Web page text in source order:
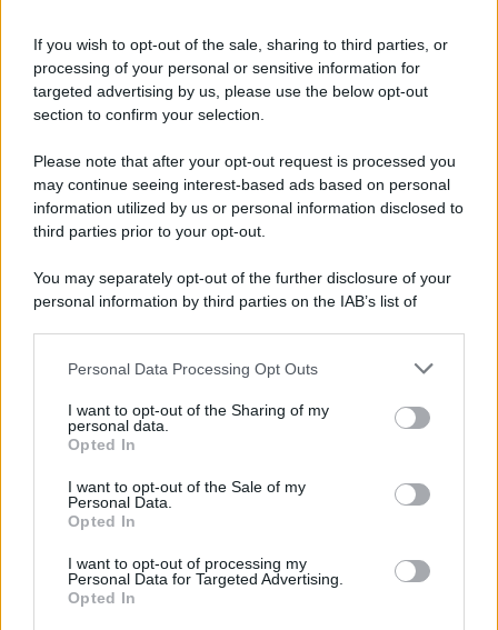
If you wish to opt-out of the sale, sharing to third parties, or
processing of your personal or sensitive information for
targeted advertising by us, please use the below opt-out
section to confirm your selection.
Please note that after your opt-out request is processed you
may continue seeing interest-based ads based on personal
information utilized by us or personal information disclosed to
third parties prior to your opt-out.
You may separately opt-out of the further disclosure of your
personal information by third parties on the IAB’s list of
This information may also be disclosed by us to third parties
disclose it to other third parties.
Please note that this website/app uses one or more Google
services and may gather and store information including but
not limited to your visit or usage behaviour. You may click to
grant or deny consent to Google and its third-party tags to
consent section.
Personal Data Processing Opt Outs
I want to opt-out of the Sharing of my
personal data.
Opted In
I want to opt-out of the Sale of my
Personal Data.
Opted In
I want to opt-out of processing my
Personal Data for Targeted Advertising.
Opted In
Oroscopo di Fox, lunedì 10 agosto